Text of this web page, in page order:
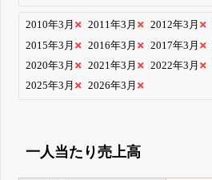
2010年3月 2011年3月 2012年3月
2015年3月
2016年3月 2017年3月
2020年3月
2021年3月 2022年3月
2025年3月
2026年3月
一人当たり売上高